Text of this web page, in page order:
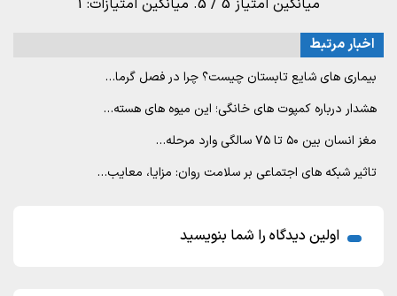
میانگین امتیاز 5 / 5. میانگین امتیازات: 1
اخبار مرتبط
بیماری های شایع تابستان چیست؟ چرا در فصل گرما…
هشدار درباره کمپوت های خانگی؛ این میوه های هسته…
مغز انسان بین ۵۰ تا ۷۵ سالگی وارد مرحله…
تاثیر شبکه های اجتماعی بر سلامت روان: مزایا، معایب…
اولین دیدگاه را شما بنویسید